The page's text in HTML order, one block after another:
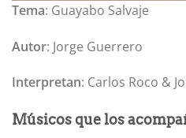
Tema: Guayabo Salvaje
Autor: Jorge Guerrero
Interpretan: Carlos Roco &
Músicos que los